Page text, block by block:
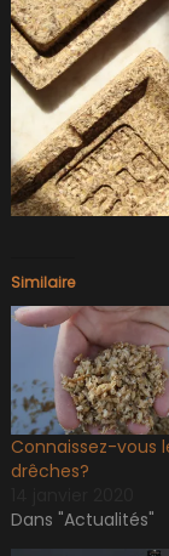
Similaire
Connaissez-vous
drêches?
Dans "Actualités"